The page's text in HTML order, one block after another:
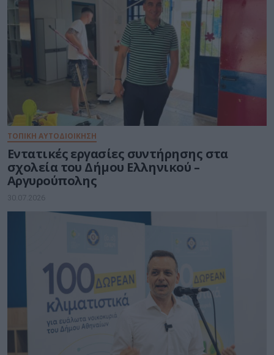
ΤΟΠΙΚΗ ΑΥΤΟΔΙΟΙΚΗΣΗ
Εντατικές εργασίες συντήρησης στα
σχολεία του Δήμου Ελληνικού –
Αργυρούπολης
30.07.2026